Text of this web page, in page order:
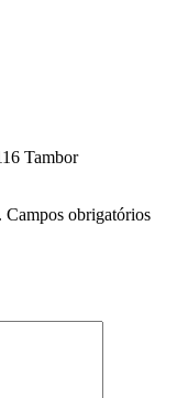
Tambor
Campos obrigatórios